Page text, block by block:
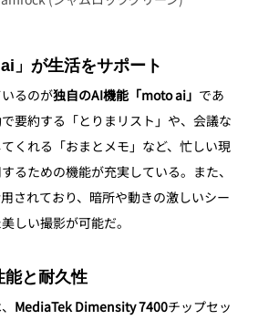
」が生活をサポート
るのが独自のAI機能「moto ai」 であ
要約する「とりまリスト」や、会議な
くれる「おまとメモ」など、忙しい現
るための機能が充実している。また、
されており、暗所や動きの激しいシー
しい撮影が可能だ。
能と耐久性
MediaTek Dimensity 7400チップセッ